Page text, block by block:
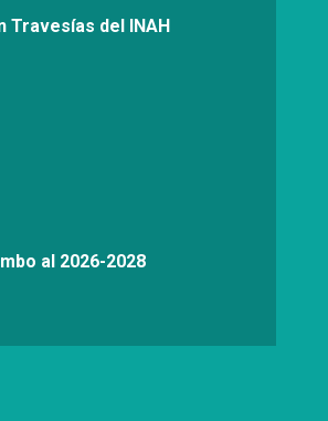
Travesías del INAH
al 2026-2028